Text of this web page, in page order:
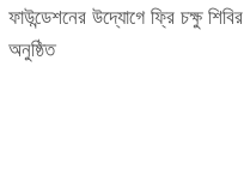
ফাউন্ডেশনের উদ্যোগে ফ্রি চক্ষু শিবির
অনুষ্ঠিত